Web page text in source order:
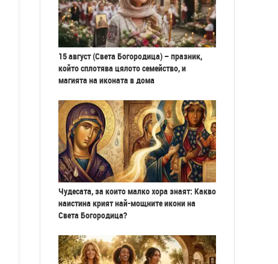
15 август (Света Богородица) – празник,
който сплотява цялото семейство, и
магията на иконата в дома
Чудесата, за които малко хора знаят: Какво
наистина крият най-мощните икони на
Света Богородица?